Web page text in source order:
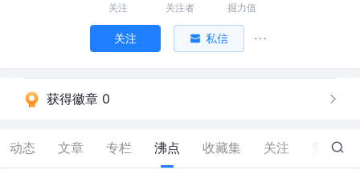
关注 关注者 掘力值
关注 私信
获得徽章 0
动态 文章 专栏 沸点 收藏集 关注 87